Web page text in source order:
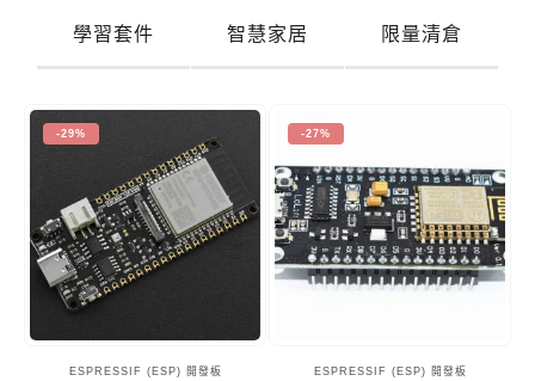
學習套件 智慧家居 限量清倉
-29%
ESPRESSIF (ESP) 開發板
-27%
ESPRESSIF (ESP) 開發板